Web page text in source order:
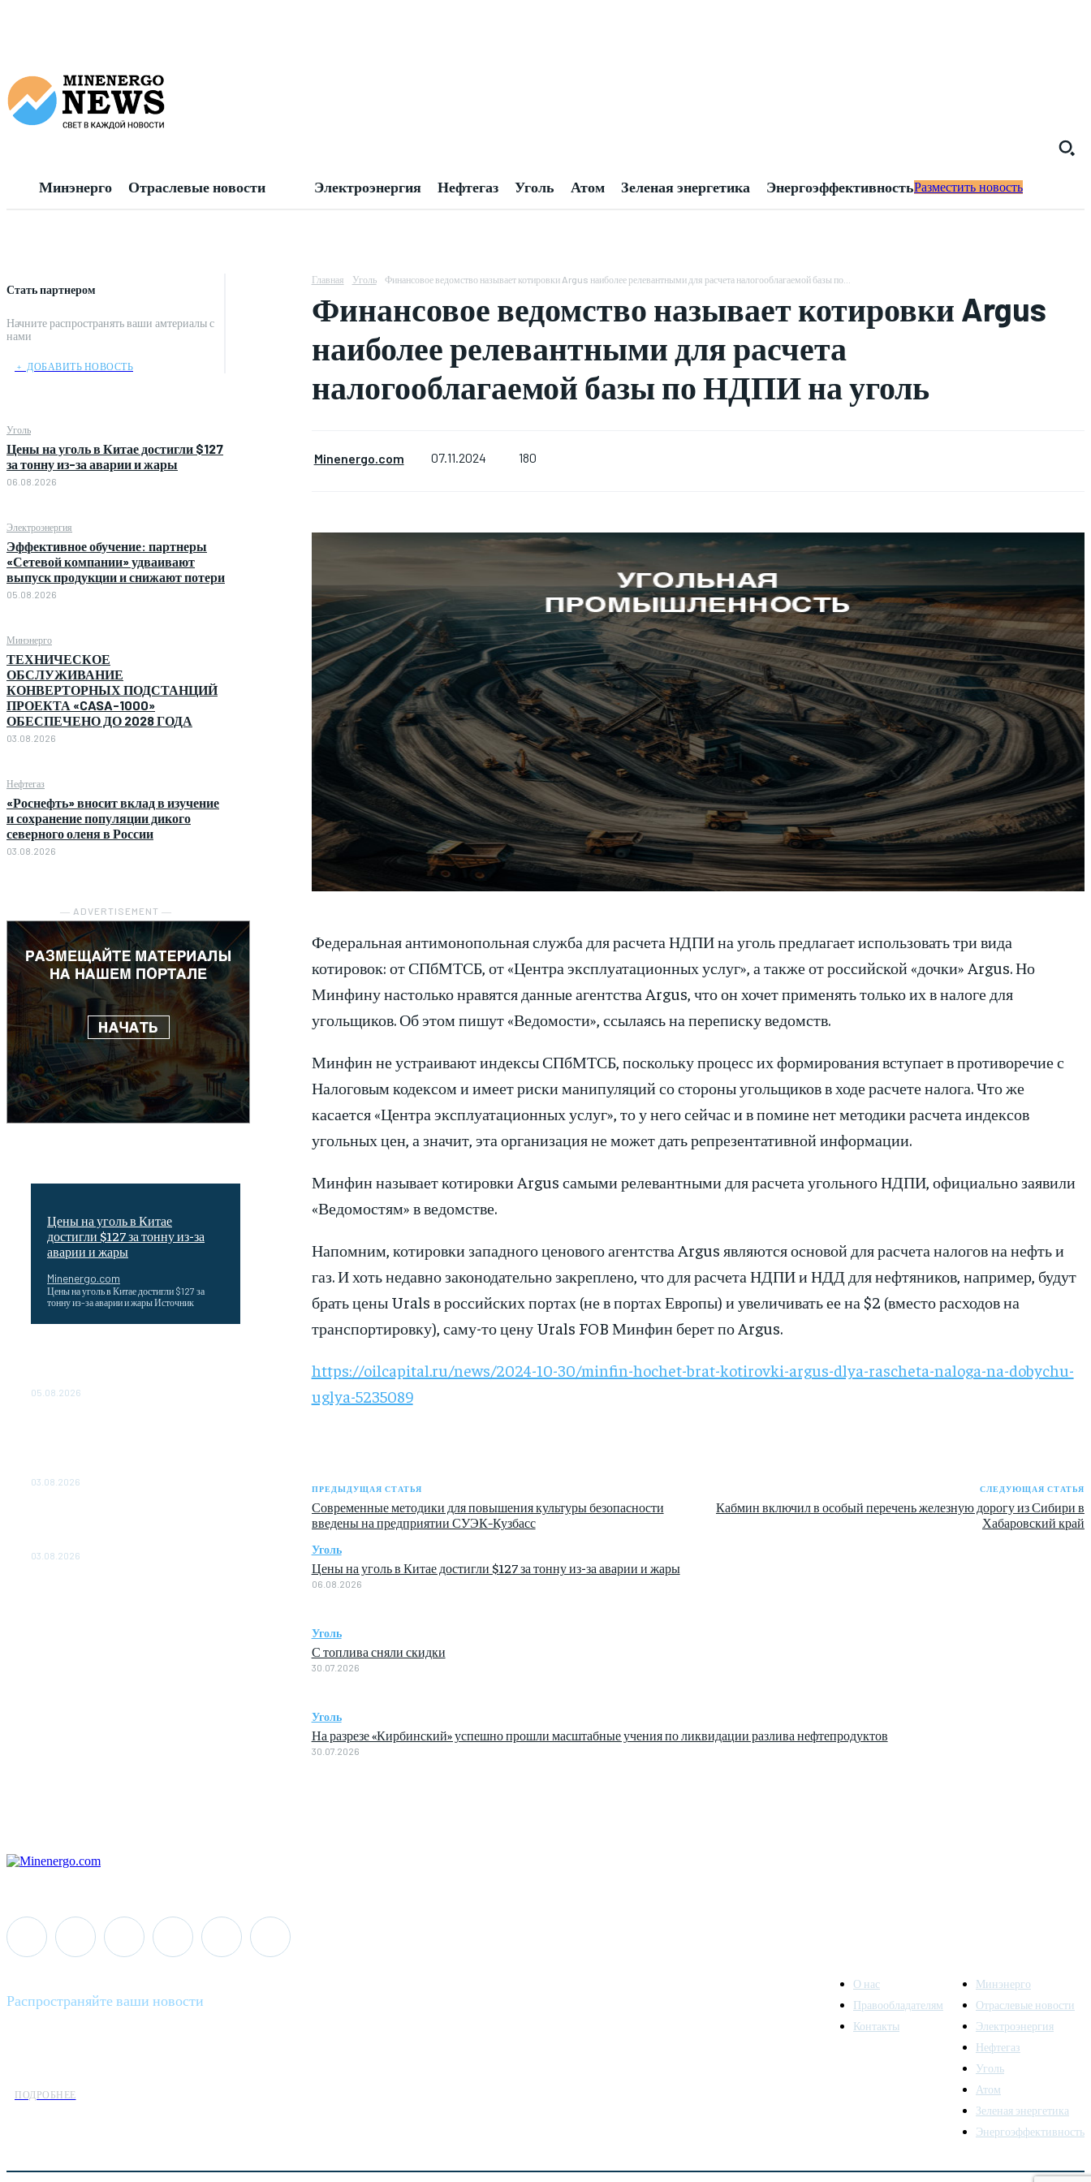
Минэнерго Отраслевые новости Электроэнергия Нефтегаз Уголь Атом Зеленая энергетика ЭнергоэффективностьРазместить новость
Стать партнером
Начните распространять ваши амтериалы с
нами
﹢ ДОБАВИТЬ НОВОСТЬ
Уголь
Цены на уголь в Китае достигли $127
за тонну из-за аварии и жары
06.08.2026
Электроэнергия
Эффективное обучение: партнеры
«Сетевой компании» удваивают
выпуск продукции и снижают потери
05.08.2026
Минэнерго
ТЕХНИЧЕСКОЕ
ОБСЛУЖИВАНИЕ
КОНВЕРТОРНЫХ ПОДСТАНЦИЙ
ПРОЕКТА «CASA-1000»
ОБЕСПЕЧЕНО ДО 2028 ГОДА
03.08.2026
Нефтегаз
«Роснефть» вносит вклад в изучение
и сохранение популяции дикого
северного оленя в России
03.08.2026
― ADVERTISEMENT ―
Цены на уголь в Китае
достигли $127 за тонну из-за
аварии и жары
Minenergo.com
Цены на уголь в Китае достигли $127 за
тонну из-за аварии и жары Источник
05.08.2026
03.08.2026
03.08.2026
Главная Уголь Финансовое ведомство называет котировки Argus наиболее релевантными для расчета налогооблагаемой базы по...
Финансовое ведомство называет котировки Argus
наиболее релевантными для расчета
налогооблагаемой базы по НДПИ на уголь
Minenergo.com 07.11.2024 180
Федеральная антимонопольная служба для расчета НДПИ на уголь предлагает использовать три вида
котировок: от СПбМТСБ, от «Центра эксплуатационных услуг», а также от российской «дочки» Argus. Но
Минфину настолько нравятся данные агентства Argus, что он хочет применять только их в налоге для
угольщиков. Об этом пишут «Ведомости», ссылаясь на переписку ведомств.
Минфин не устраивают индексы СПбМТСБ, поскольку процесс их формирования вступает в противоречие с
Налоговым кодексом и имеет риски манипуляций со стороны угольщиков в ходе расчете налога. Что же
касается «Центра эксплуатационных услуг», то у него сейчас и в помине нет методики расчета индексов
угольных цен, а значит, эта организация не может дать репрезентативной информации.
Минфин называет котировки Argus самыми релевантными для расчета угольного НДПИ, официально заявили
«Ведомостям» в ведомстве.
Напомним, котировки западного ценового агентства Argus являются основой для расчета налогов на нефть и
газ. И хоть недавно законодательно закреплено, что для расчета НДПИ и НДД для нефтяников, например, будут
брать цены Urals в российских портах (не в портах Европы) и увеличивать ее на $2 (вместо расходов на
транспортировку), саму-то цену Urals FOB Минфин берет по Argus.
https://oilcapital.ru/news/2024-10-30/minfin-hochet-brat-kotirovki-argus-dlya-rascheta-naloga-na-dobychu-
uglya-5235089
ПРЕДЫДУЩАЯ СТАТЬЯ
Современные методики для повышения культуры безопасности
введены на предприятии СУЭК-Кузбасс
СЛЕДУЮЩАЯ СТАТЬЯ
Кабмин включил в особый перечень железную дорогу из Сибири в
Хабаровский край
Уголь
Цены на уголь в Китае достигли $127 за тонну из-за аварии и жары
06.08.2026
Уголь
С топлива сняли скидки
30.07.2026
Уголь
На разрезе «Кирбинский» успешно прошли масштабные учения по ликвидации разлива нефтепродуктов
30.07.2026
Распространяйте ваши новости
ПОДРОБНЕЕ
О нас
Правообладателям
Контакты
Минэнерго
Отраслевые новости
Электроэнергия
Нефтегаз
Уголь
Атом
Зеленая энергетика
Энергоэффективность